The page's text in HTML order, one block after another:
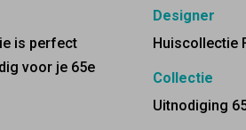
is perfect
voor je 65e
Designer
Huiscollectie
Collectie
Uitnodiging